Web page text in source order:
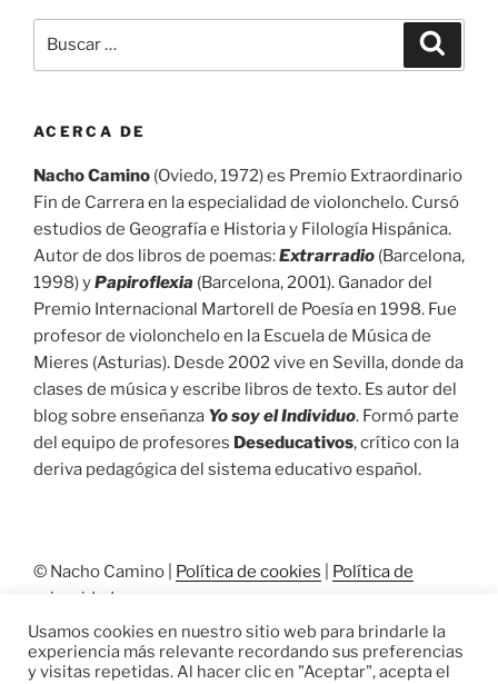
por:
ACERCA DE
Nacho Camino (Oviedo, 1972) es Premio Extraordinario
Fin de Carrera en la especialidad de violonchelo. Cursó
estudios de Geografía e Historia y Filología Hispánica.
Autor de dos libros de poemas:Extrarradio (Barcelona,
1998) yPapiroflexia (Barcelona, 2001). Ganador del
Premio Internacional Martorell de Poesía en 1998. Fue
profesor de violonchelo en la Escuela de Música de
Mieres (Asturias). Desde 2002 vive en Sevilla, donde da
clases de música y escribe libros de texto. Es autor del
blog sobre enseñanza Yo soy el Individuo. Formó parte
del equipo de profesores Deseducativos, crítico con la
deriva pedagógica del sistema educativo español.
© Nacho Camino | Política de cookies
Política de
privacidad
Usamos cookies en nuestro sitio web para brindarle la
experiencia más relevante recordando sus preferencias
y visitas repetidas. Al hacer clic en "Aceptar", acepta el